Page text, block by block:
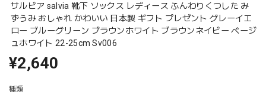
サルビア salvia 靴下 ソックス レディース ふんわりくつした み
ずうみ おしゃれ かわいい 日本製 ギフト プレゼント グレーイエ
ロー ブルーグリーン ブラウンホワイト ブラウンネイビー ベージ
ュホワイト 22-25cm Sv006
¥2,640
種類